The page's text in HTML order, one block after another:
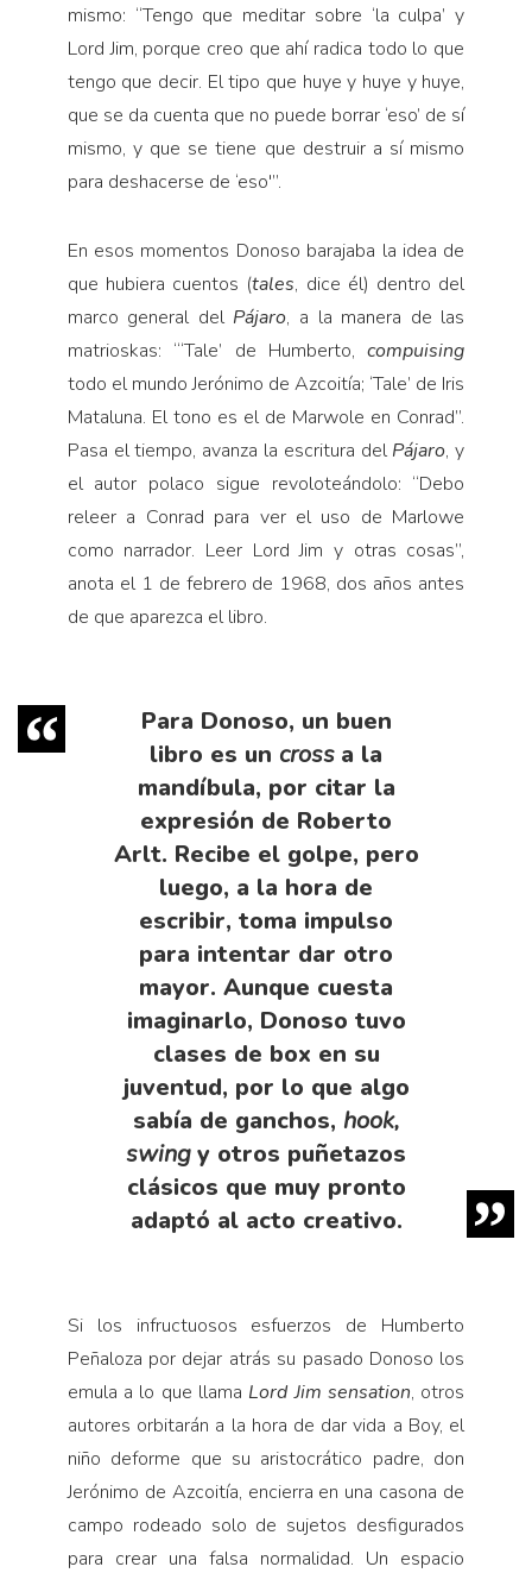
mismo: “Tengo que meditar sobre ‘la culpa’ y
Lord Jim, porque creo que ahí radica todo lo que
tengo que decir. El tipo que huye y huye y huye,
que se da cuenta que no puede borrar ‘eso’ de sí
mismo, y que se tiene que destruir a sí mismo
para desha­cerse de ‘eso'”.
En esos momen­tos Donoso barajaba la idea de
que hubie­ra cuentos (tales, dice él) dentro del
marco general del Pájaro, a la manera de las
matrioskas: “‘Tale’ de Humberto,compui­sing
todo el mundo Jerónimo de Azcoi­tía; ‘Tale’ de Iris
Ma­taluna. El tono es el de Marwole en Con­rad”.
Pasa el tiempo, avanza la escritura del Pájaro, y
el autor polaco sigue revoloteándolo: “Debo
releer a Conrad para ver el uso de Marlowe
como narrador. Leer Lord Jim y otras cosas”,
anota el 1 de febrero de 1968, dos años antes
de que aparezca el libro.
Para Donoso, un buen
libro es un cross a la
mandíbula, por citar la
expresión de Roberto
Arlt. Recibe el golpe, pero
luego, a la hora de
escribir, toma impulso
para intentar dar otro
mayor. Aunque cuesta
imaginarlo, Donoso tuvo
clases de box en su
juventud, por lo que algo
sabía de ganchos, hook,
swingy otros puñetazos
clásicos que muy pronto
adaptó al acto creativo.
Si los infructuosos esfuerzos de Humberto
Peña­loza por dejar atrás su pasado Donoso los
emula a lo que llama Lord Jim sensation, otros
autores orbitarán a la hora de dar vida a Boy, el
niño deforme que su aristocrático padre, don
Jerónimo de Azcoitía, encie­rra en una casona de
campo rodeado solo de sujetos desfigurados
para crear una falsa normalidad. Un es­pacio